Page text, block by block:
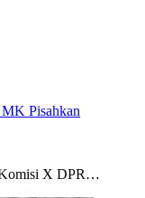
Pisahkan
Komisi X DPR…